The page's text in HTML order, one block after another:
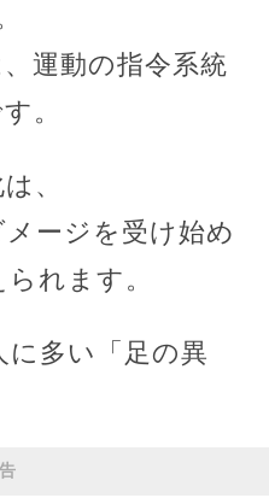
運動の指令系統
。
、
ージを受け始め
れます。
多い「足の異